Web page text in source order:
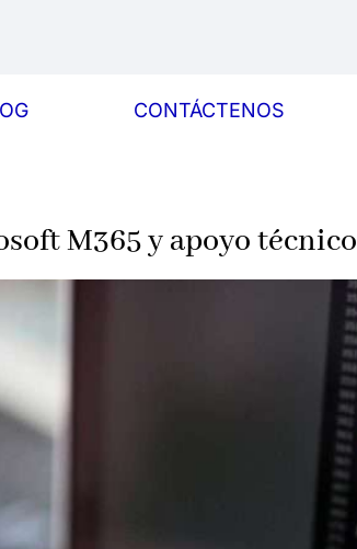
CONTÁCTENOS
M365 y apoyo técnico